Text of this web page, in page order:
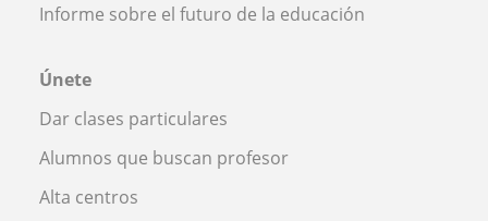
Informe sobre el futuro de la educación
Únete
Dar clases particulares
Alumnos que buscan profesor
Alta centros